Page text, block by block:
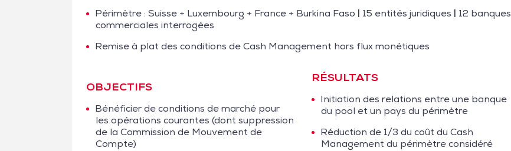
Périmètre : Suisse + Luxembourg + France + Burkina Faso | 15 entités juridiques | 12 banques
commerciales interrogées
Remise à plat des conditions de Cash Management hors flux monétiques
OBJECTIFS
Bénéficier de conditions de marché pour
les opérations courantes (dont suppression
de la Commission de Mouvement de
Compte)
RÉSULTATS
Initiation des relations entre une banque
du pool et un pays du périmètre
Réduction de 1/3 du coût du Cash
Management du périmètre considéré